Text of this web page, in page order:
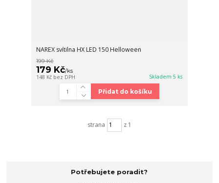
NAREX svítilna HX LED 150 Helloween
199 Kč
179 Kč/ks
148 Kč bez DPH Skladem 5 ks
Přidat do košíku
strana z 1
Potřebujete poradit?